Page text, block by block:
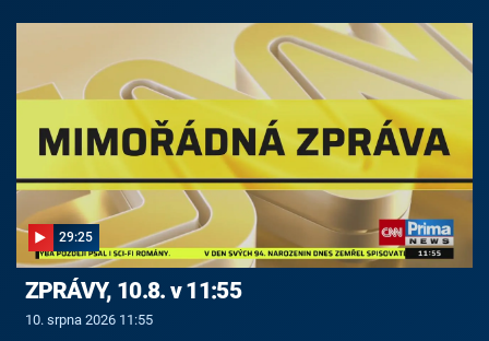
29:25
ZPRÁVY, 10.8. v 11:55
10. srpna 2026 11:55